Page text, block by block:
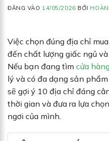
ĐĂNG VÀO 14/05/2026 BỞI
Việc chọn đúng địa chỉ
đến chất lượng giấc ngủ
Nếu bạn đang tìm cửa
lý và có đa dạng sản
sẽ gợi ý 10 địa chỉ đáng
thời gian và đưa ra lựa
ngơi của mình.